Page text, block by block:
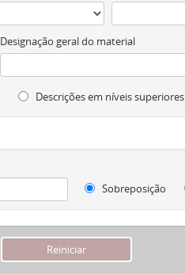
Designação geral do material
Descrições em níveis superiores
Sobreposição